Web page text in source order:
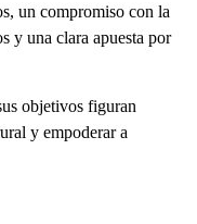
un compromiso con la
y una clara apuesta por
objetivos figuran
y empoderar a